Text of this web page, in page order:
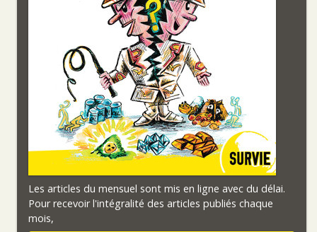
Les articles du mensuel sont mis en ligne avec du délai.
Pour recevoir l'intégralité des articles publiés chaque
mois,